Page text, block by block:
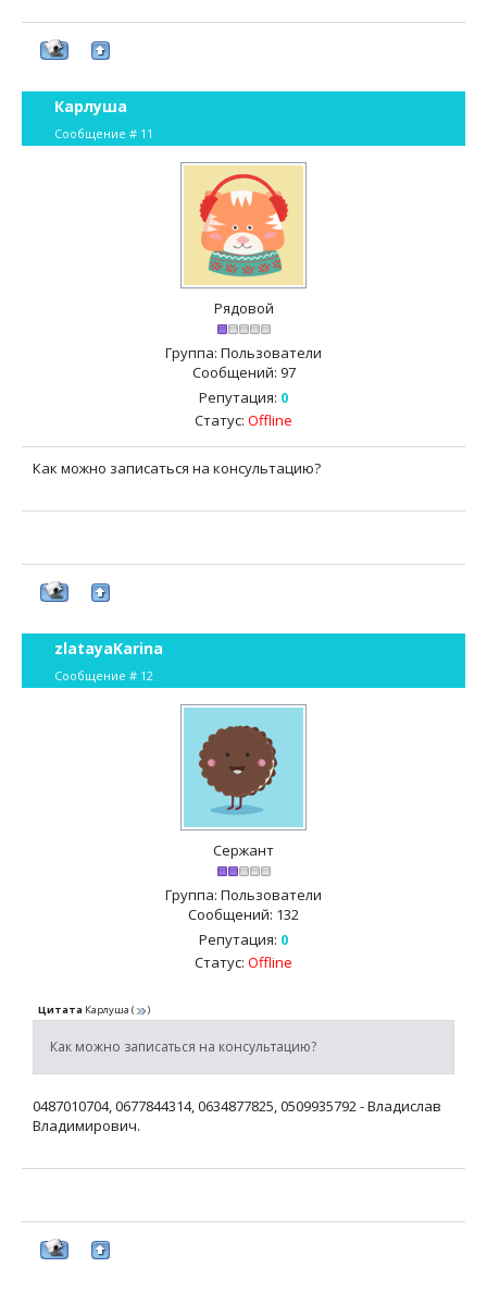
Карлуша
Сообщение # 11
Рядовой
Группа: Пользователи
Сообщений: 97
Репутация: 0
Статус: Offline
Как можно записаться на консультацию?
zlatayaKarina
Сообщение # 12
Сержант
Группа: Пользователи
Сообщений: 132
Репутация: 0
Статус: Offline
Цитата Карлуша ( )
Как можно записаться на консультацию?
0487010704, 0677844314, 0634877825, 0509935792 - Владислав
Владимирович.